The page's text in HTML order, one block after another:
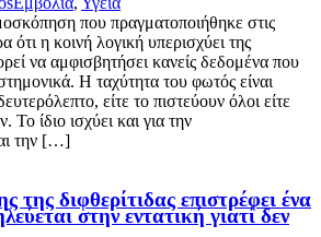
που πραγματοποιήθηκε στις
η κοινή λογική υπερισχύει της
να αμφισβητήσει κανείς δεδομένα που
Η ταχύτητα του φωτός είναι
είτε το πιστεύουν όλοι είτε
Το ίδιο ισχύει και για την
την […]
της διφθερίτιδας επιστρέφει ένα
στην εντατική γιατί δεν